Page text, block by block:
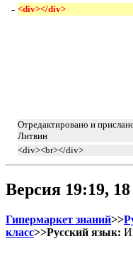
- <div></div>
Отредактировано и
Литвин
<div><br></div>
Версия 19:19,
Гипермаркет знаний>>
класс>>Русский язык: